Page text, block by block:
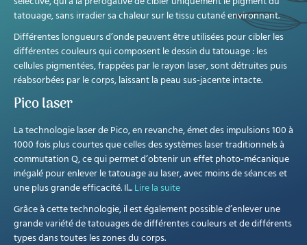
tatouage, sans irradier sa chaleur sur le tissu cutané environnant.
Différentes longueurs d’onde peuvent être utilisées pour cibler les
différentes couleurs qui composent le dessin du tatouage : les
cellules pigmentées, frappées par le rayon laser, sont détruites puis
réabsorbées par le corps, laissant la peau sus-jacente intacte.
Pico laser
La technologie laser de Pico, en revanche, émet des impulsions 100 à
1000 fois plus courtes que celles des systèmes laser traditionnels à
commutation Q, ce qui permet d’obtenir un effet photo-mécanique
inégalé pour enlever le tatouage au laser, avec moins de séances et
une plus grande efficacité. Il...Lire la suite
Grâce à cette technologie, il est également possible d’enlever une
grande variété de tatouages de différentes couleurs et de différents
types dans toutes les zones du corps.